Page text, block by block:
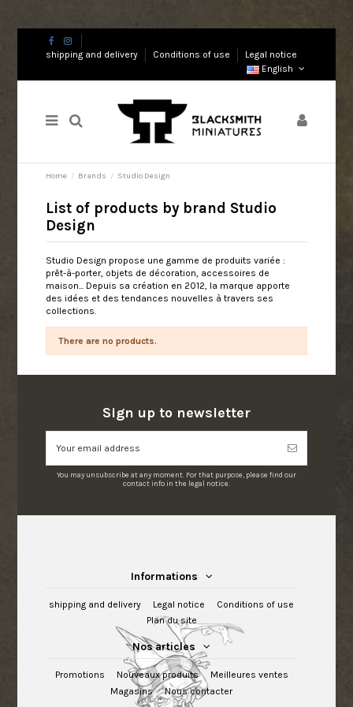
shipping and delivery Conditions of use
Legal notice
English
Home Brands Studio Design
List of products by brand Studio
Design
Studio Design propose une gamme de produits variée :
prêt-à-porter, objets de décoration, accessoires de
maison... Depuis sa création en 2012, la marque apporte
des idées et des tendances nouvelles à travers ses
collections.
There are no products.
Sign up to newsletter
You may unsubscribe at any moment. For that purpose, please find our
contact info in the legal notice.
Informations
shipping and delivery Legal notice
Conditions of use
Plan du site
Nos articles
Promotions Nouveaux produits
Meilleures ventes
Magasins
Nous contacter